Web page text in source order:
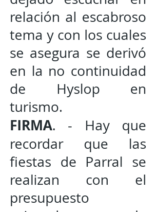
relación al escabroso
tema y con los cuales
se asegura se derivó
en la no continuidad
de Hyslop en
turismo.
FIRMA. - Hay que
recordar que las
fiestas de Parral se
realizan con el
presupuesto